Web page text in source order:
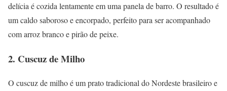
delícia é cozida lentamente em uma panela de barro. O resultado é
um caldo saboroso e encorpado, perfeito para ser acompanhado
com arroz branco e pirão de peixe.
2. Cuscuz de Milho
O cuscuz de milho é um prato tradicional do Nordeste brasileiro e